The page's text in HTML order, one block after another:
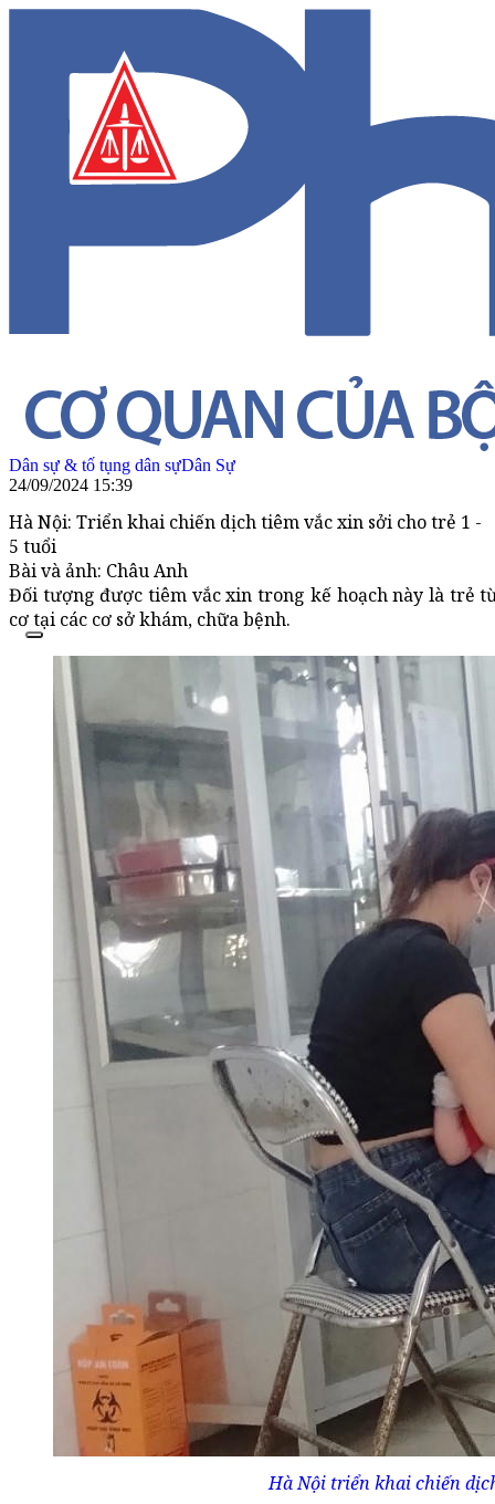
Dân sự & tố tụng dân sựDân Sự
24/09/2024 15:39
Hà Nội: Triển khai chiến dịch tiêm vắc xin sởi cho trẻ 1 -
5 tuổi
Bài và ảnh: Châu Anh
Đối tượng được tiêm vắc xin trong kế hoạch này là trẻ
cơ tại các cơ sở khám, chữa bệnh.
Hà Nội triển khai chiến